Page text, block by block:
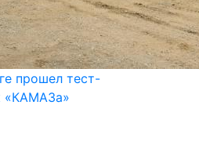
прошел тест-
«КАМАЗа»